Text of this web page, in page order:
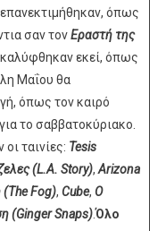
όπως
σαν τονΕραστή της
εκεί, όπως
Μαΐου θα
όπως τον καιρό
το σαββατοκύριακο.
ταινίες: Tesis
(L.A. Story), Arizona
Fog), Cube, Ο
(Ginger Snaps).Όλο